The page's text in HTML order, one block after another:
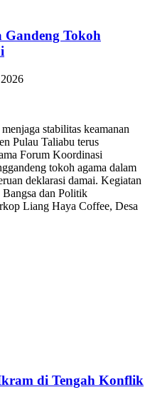
Tokoh
stabilitas keamanan
Pulau Taliabu terus
Forum Koordinasi
tokoh agama dalam
deklarasi damai. Kegiatan
dan Politik
Liang Haya Coffee, Desa
di Tengah Konflik